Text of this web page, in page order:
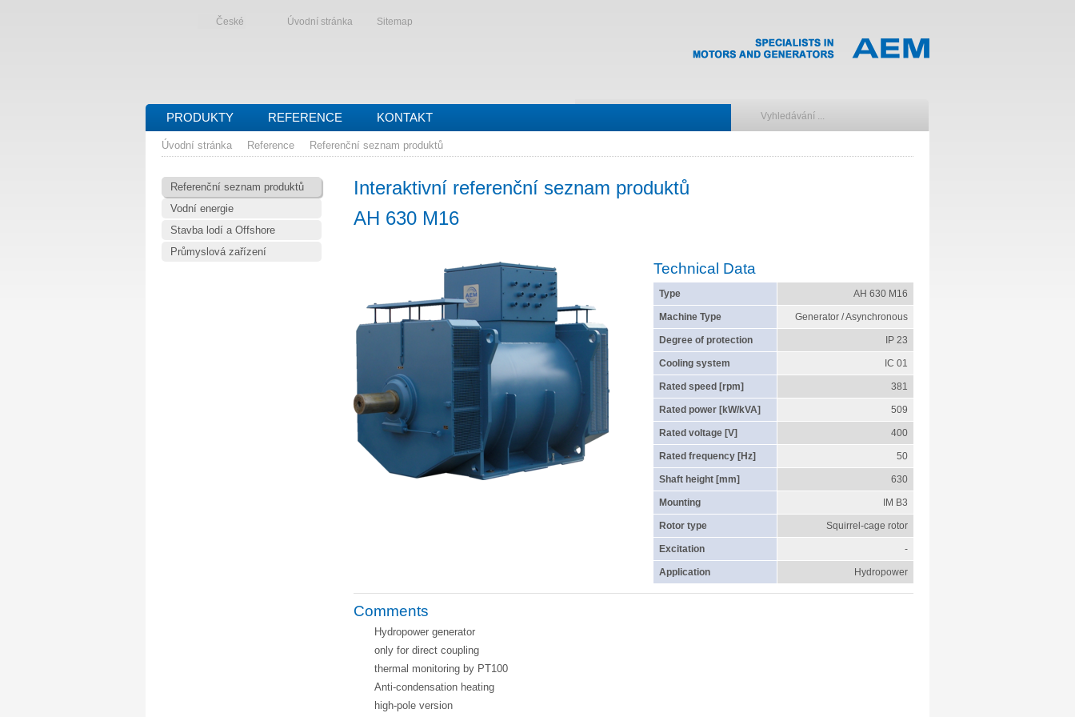
České Úvodní stránka Sitemap
PRODUKTY REFERENCE KONTAKT
Úvodní stránka Reference Referenční seznam produktů
Referenční seznam produktů
Vodní energie
Stavba lodí a Offshore
Průmyslová zařízení
Interaktivní referenční seznam produktů
AH 630 M16
Technical Data
Type AH 630 M16
Machine Type Generator / Asynchronous
Degree of protection IP 23
Cooling system IC 01
Rated speed [rpm] 381
Rated power [kW/kVA] 509
Rated voltage [V] 400
Rated frequency [Hz] 50
Shaft height [mm] 630
Mounting IM B3
Rotor type Squirrel-cage rotor
Excitation -
Application Hydropower
Comments
Hydropower generator
only for direct coupling
thermal monitoring by PT100
Anti-condensation heating
high-pole version